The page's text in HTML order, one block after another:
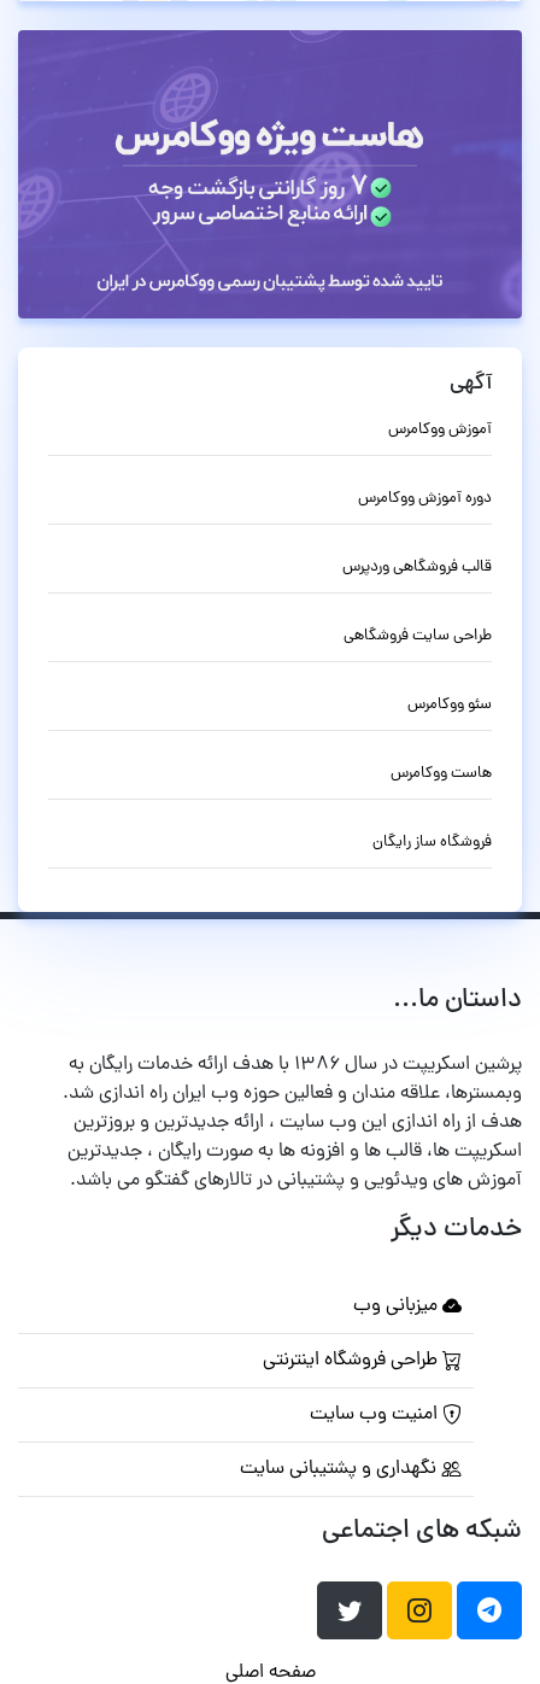
آگهی
آموزش ووکامرس
دوره آموزش ووکامرس
قالب فروشگاهی وردپرس
طراحی سایت فروشگاهی
سئو ووکامرس
هاست ووکامرس
فروشگاه ساز رایگان
داستان ما...
پرشین اسکریپت در سال ۱۳۸۶ با هدف ارائه خدمات رایگان به
وبمسترها، علاقه مندان و فعالین حوزه وب ایران راه اندازی شد.
هدف از راه اندازی این وب سایت ، ارائه جدیدترین و بروزترین
اسکریپت ها، قالب ها و افزونه ها به صورت رایگان ، جدیدترین
آموزش های ویدئویی و پشتیبانی در تالارهای گفتگو می باشد.
خدمات دیگر
میزبانی وب
طراحی فروشگاه اینترنتی
امنیت وب سایت
نگهداری و پشتیبانی سایت
شبکه های اجتماعی
صفحه اصلی